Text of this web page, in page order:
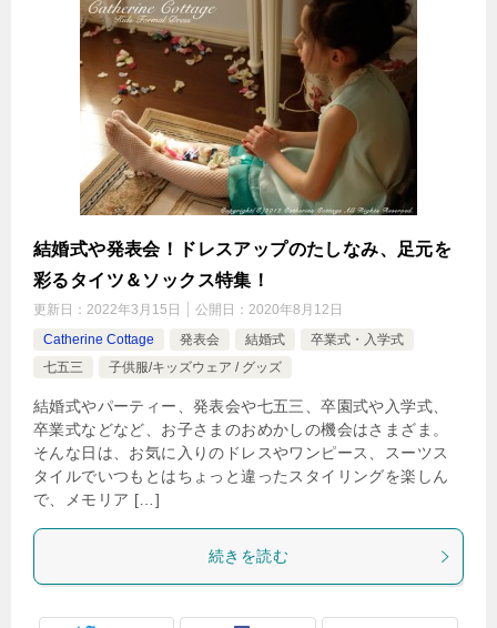
結婚式や発表会！ドレスアップのたしなみ、足元を
彩るタイツ＆ソックス特集！
更新日： 2022年3月15日 公開日： 2020年8月12日
Catherine Cottage
発表会 結婚式
卒業式・入学式
七五三
子供服/キッズウェア / グッズ
結婚式やパーティー、発表会や七五三、卒園式や入学式、
卒業式などなど、お子さまのおめかしの機会はさまざま。
そんな日は、お気に入りのドレスやワンピース、スーツス
タイルでいつもとはちょっと違ったスタイリングを楽しん
で、メモリア […]
続きを読む